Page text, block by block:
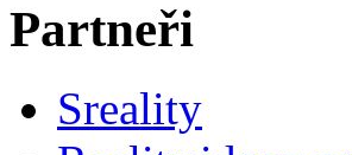
Partneři
Sreality